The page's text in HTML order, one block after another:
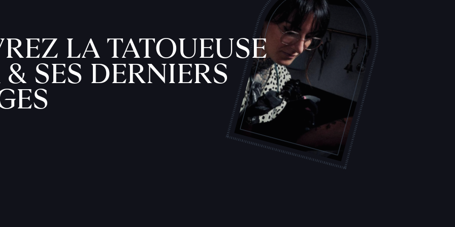
L ATE
TATO U
F ICH PR A T
LA TATOUEUSE
SES DERNIERS